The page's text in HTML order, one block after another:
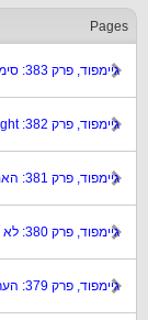
Pages
גיימפוד, פרק 383: סימולטור כיפי רצח
גיימפוד, פרק 382: First Light, Middle Light, Twilight, Last Light
גיימפוד, פרק 381: האם זה סורה?
גיימפוד, פרק 380: לא סופר מריו וורלד
גיימפוד, פרק 379: הערות מאנשים ברחוב